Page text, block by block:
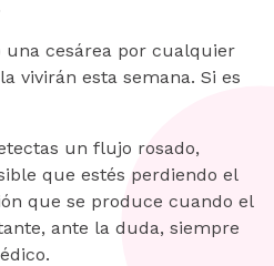
una cesárea por cualquier
vivirán esta semana. Si es
un flujo rosado,
que estés perdiendo el
que se produce cuando el
ante la duda, siempre